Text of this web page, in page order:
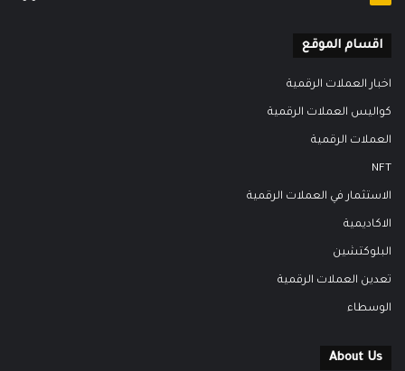
اقسام الموقع
اخبار العملات الرقمية
كواليس العملات الرقمية
العملات الرقمية
NFT
الاستثمار في العملات الرقمية
الاكاديمية
البلوكتشين
تعدين العملات الرقمية
الوسطاء
About Us